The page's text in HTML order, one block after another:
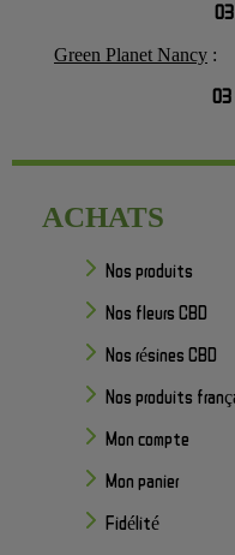
03
Green Planet Nancy :
03
ACHATS
Nos produits
Nos fleurs CBD
Nos résines CBD
Nos produits
Mon compte
Mon panier
Fidélité